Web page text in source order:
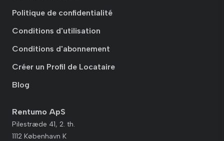
Politique de confidentialité
Conditions d'utilisation
Conditions d'abonnement
Créer un Profil de Locataire
Blog
Rentumo ApS
Pilestræde 41, 2. th.
1112 København K